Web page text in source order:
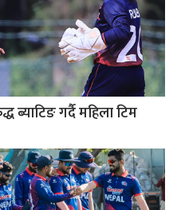
ब्याटिङ गर्दै महिला टिम